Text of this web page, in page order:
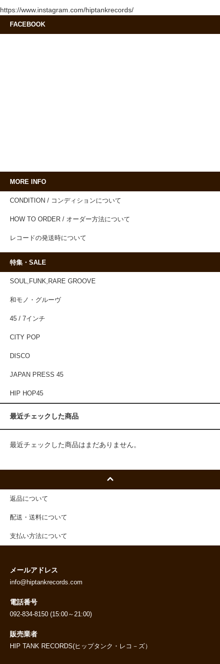
https://www.instagram.com/hiptankrecords/
FACEBOOK
MORE INFO
CONDITION / コンディションについて
HOW TO ORDER / オーダー方法について
レコードの発送時について
特集・SALE
SOUL,FUNK,RARE GROOVE
和モノ・グルーヴ
45 / 7インチ
CITY POP
DISCO
JAPAN PRESS 45
HIP HOP45
最近チェックした商品
最近チェックした商品はまだありません。
返品について
配送・送料について
支払い方法について
メールアドレス
info@hiptankrecords.com
電話番号
092-834-8150 (15:00～21:00)
販売業者
HIP TANK RECORDS(ヒップタンク・レコ－ズ）